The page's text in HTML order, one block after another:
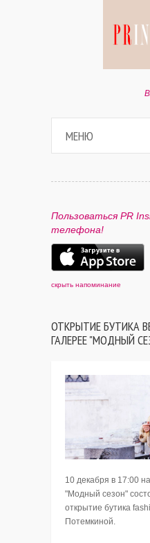
МЕНЮ
ПАРТНЕРАМ
КОНТАКТЫ
Пользоваться PR
телефона!
скрыть напоминание
ОТКРЫТИЕ БУТИКА
ГАЛЕРЕЕ "МОДНЫЙ
10 декабря в 17:00
"Модный сезон"
открытие бутика
Потемкиной.